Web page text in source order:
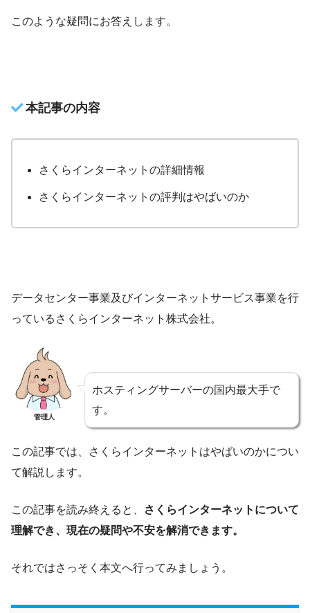
このような疑問にお答えします。
本記事の内容
さくらインターネットの詳細情報
さくらインターネットの評判はやばいのか
データセンター事業及びインターネットサービス事業を行
っているさくらインターネット株式会社。
管理人
ホスティングサーバーの国内最大手で
す。
この記事では、さくらインターネットはやばいのかについ
て解説します。
この記事を読み終えると、
さくらインターネットについて
理解でき、現在の疑問や不安を解消できます。
それではさっそく本文へ行ってみましょう。